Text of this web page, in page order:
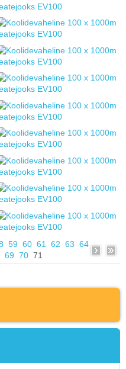
59 60 61 62 63 64
69 70 71